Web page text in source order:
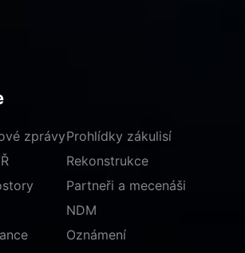
zprávyProhlídky zákulisí
Rekonstrukce
Partneři a mecenáši
NDM
Oznámení